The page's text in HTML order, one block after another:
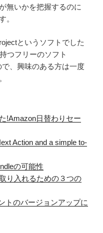
無いかを把握するのに
。
というソフトでした
つフリーのソフト
、興味のある方は一度
!Amazon日替わりセー
Action and a simple to-
の可能性
り入れるための３つの
トのバージョンアップに